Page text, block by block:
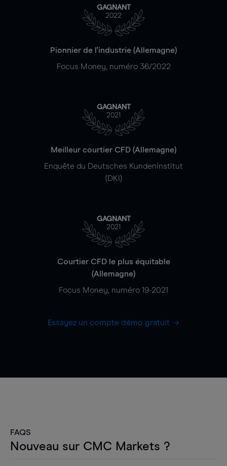
GAGNANT
2022
Pionnier de l'industrie (Allemagne)
Focus Money, numéro 36/2022
GAGNANT
2021
Meilleur courtier CFD (Allemagne)
Enquête du Deutsches Kundeninstitut
(DKI)
GAGNANT
2021
Courtier CFD le plus équitable
(Allemagne)
Focus Money, numéro 19-2021
Essayez un compte démo gratuit
FAQS
Nouveau sur CMC Markets ?